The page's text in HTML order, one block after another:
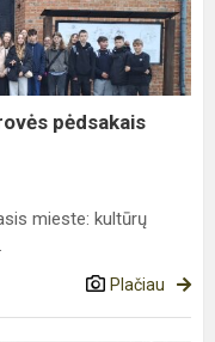
pėdsakais
mieste: kultūrų
Plačiau